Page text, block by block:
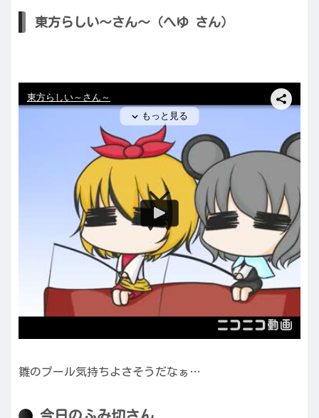
東方らしい～さん～（へゆ さん）
雛のプール気持ちよさそうだなぁ…
今日のふみ切さん